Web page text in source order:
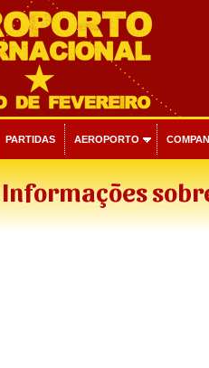
PARTIDAS AEROPORTO
Informações